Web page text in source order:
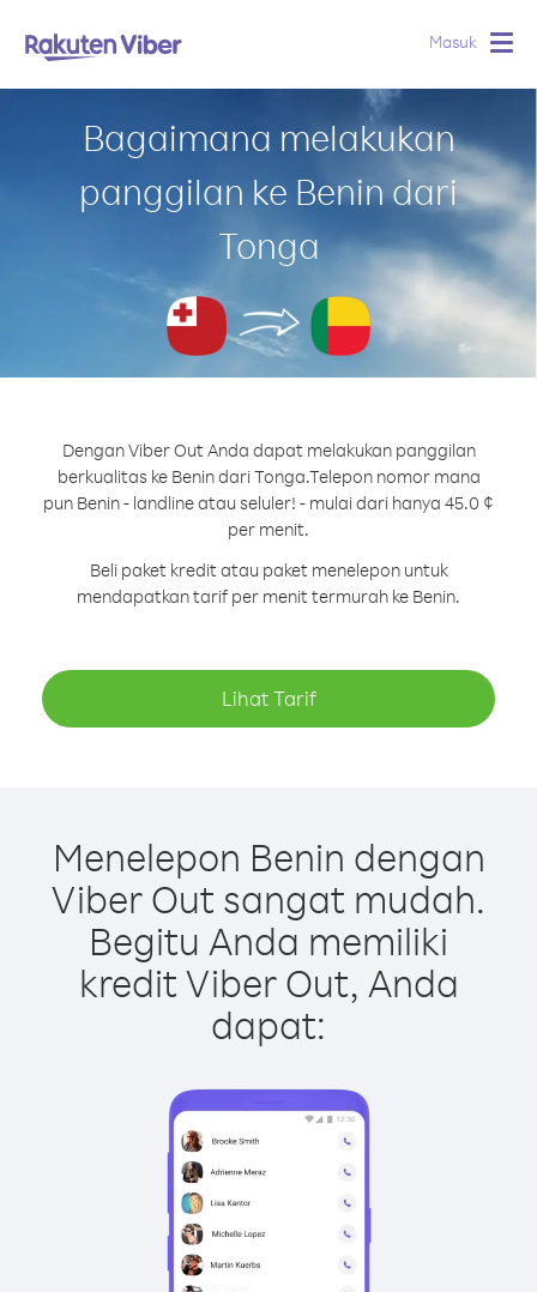
Masuk
Bagaimana melakukan
panggilan ke Benin dari
Tonga
Dengan Viber Out Anda dapat melakukan panggilan
berkualitas ke Benin dari Tonga.Telepon nomor mana
pun Benin - landline atau seluler! - mulai dari hanya 45.0 ¢
per menit.
Beli paket kredit atau paket menelepon untuk
mendapatkan tarif per menit termurah ke Benin.
Lihat Tarif
Menelepon Benin dengan
Viber Out sangat mudah.
Begitu Anda memiliki
kredit Viber Out, Anda
dapat: